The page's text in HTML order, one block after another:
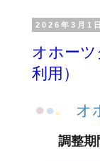
2026年3月1
オホー
利用）
● ● ● オ
調整